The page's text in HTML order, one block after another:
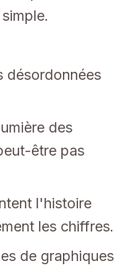
désordonnées
des
être pas
l'histoire
les chiffres.
de graphiques